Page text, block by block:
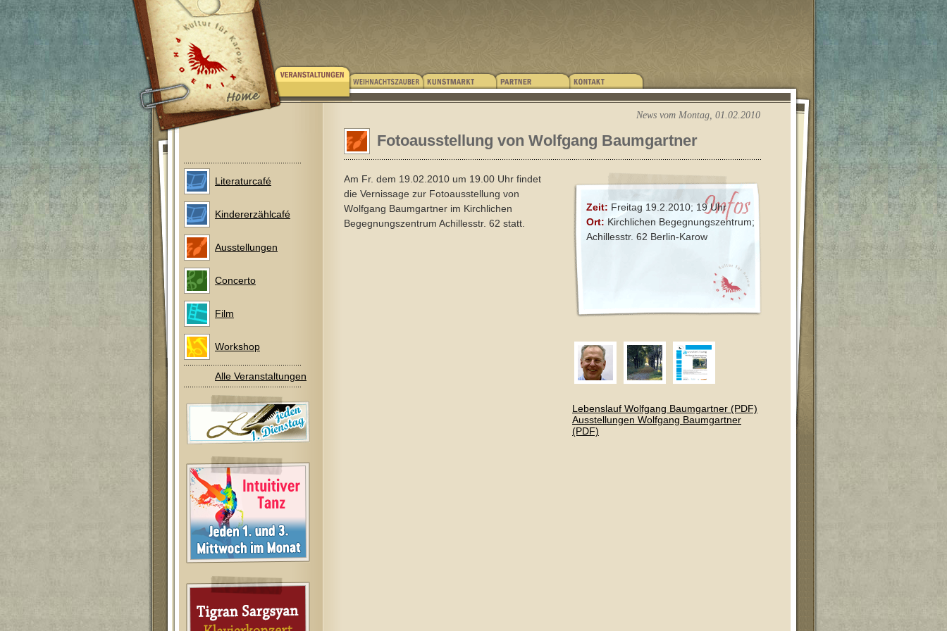
Literaturcafé
Kindererzählcafé
Ausstellungen
Concerto
Film
Workshop
Alle Veranstaltungen
News vom Montag, 01.02.2010
Fotoausstellung von Wolfgang Baumgartner
Am Fr. dem 19.02.2010 um 19.00 Uhr findet
die Vernissage zur Fotoausstellung von
Wolfgang Baumgartner im Kirchlichen
Begegnungszentrum Achillesstr. 62 statt.
Zeit: Freitag 19.2.2010; 19 Uhr
Ort: Kirchlichen Begegnungszentrum;
Achillesstr. 62 Berlin-Karow
Lebenslauf Wolfgang Baumgartner (PDF)
Ausstellungen Wolfgang Baumgartner
(PDF)